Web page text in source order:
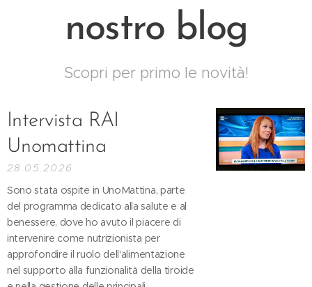
nostro blog
Scopri per primo le novità!
Intervista RAI
Unomattina
28.05.2026
Sono stata ospite in UnoMattina, parte
del programma dedicato alla salute e al
benessere, dove ho avuto il piacere di
intervenire come nutrizionista per
approfondire il ruolo dell'alimentazione
nel supporto alla funzionalità della tiroide